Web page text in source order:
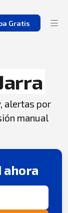
Gratis
alertas por
manual
ahora